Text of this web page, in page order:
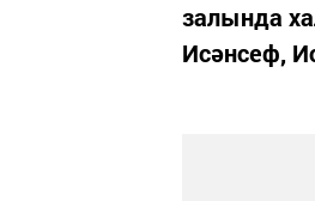
залында
Исәнсеф,